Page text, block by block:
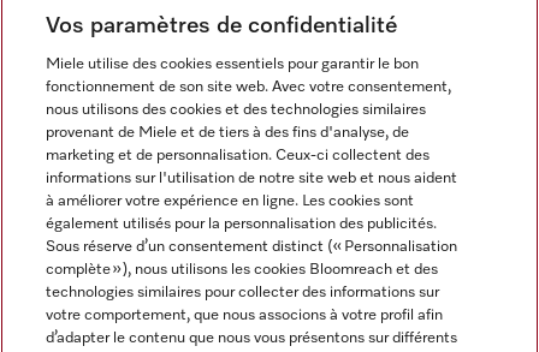
Langue
FRANÇAIS
Miele sur Facebook
Miele sur Youtube
Miele sur Instagram
Miele sur Pinterest
Vos paramètres de confidentialité
Miele utilise des cookies essentiels pour garantir le bon
fonctionnement de son site web. Avec votre consentement,
nous utilisons des cookies et des technologies similaires
provenant de Miele et de tiers à des fins d'analyse, de
marketing et de personnalisation. Ceux-ci collectent des
informations sur l'utilisation de notre site web et nous aident
à améliorer votre expérience en ligne. Les cookies sont
également utilisés pour la personnalisation des publicités.
Sous réserve d’un consentement distinct (« Personnalisation
complète »), nous utilisons les cookies Bloomreach et des
technologies similaires pour collecter des informations sur
votre comportement, que nous associons à votre profil afin
d’adapter le contenu que nous vous présentons sur différents